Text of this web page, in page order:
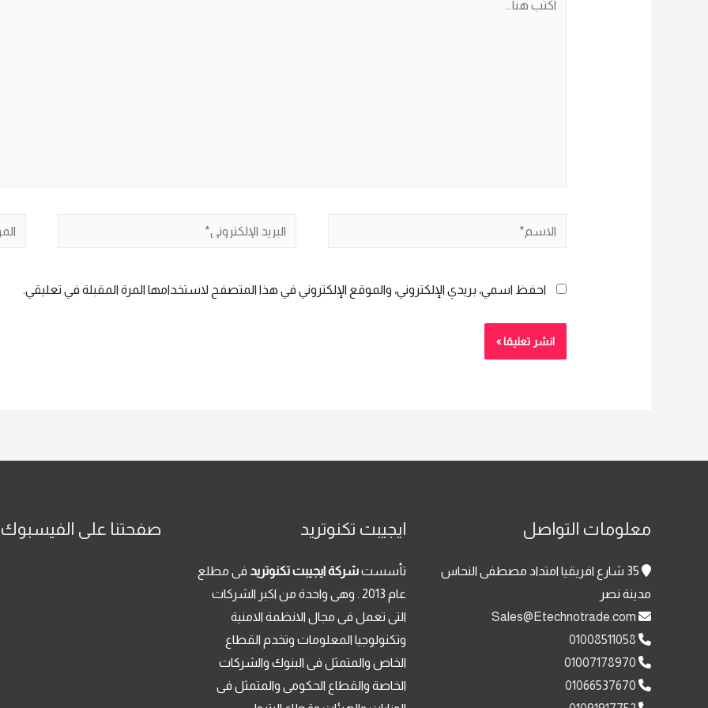
الاسم*
البريد
احفظ اسمي، بريدي الإلكتروني، والموقع الإلكتروني في هذا المتصفح لاستخدامها المرة المقبلة في تعليقي.
معلومات التواصل
35 شارع افريقيا امتداد مصطفى النحاس
مدينة نصر
01008511058
01007178970
01066537670
ايجيبت تكنوتريد
تأسستشركة ايجيبت تكنوتريد فى مطلع
عام 2013 . وهى واحدة من اكبر الشركات
التى تعمل فى مجال الانظمة الامنية
وتكنولوجيا المعلومات وتخدم القطاع
الخاص والمتمثل فى البنوك والشركات
الخاصة والقطاع الحكومى والمتمثل فى
صفحتنا على الفيسبوك